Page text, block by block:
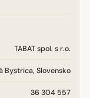
TABAT spol. s r.o.
Bystrica, Slovensko
36 304 557